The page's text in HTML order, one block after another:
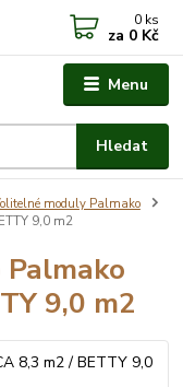
Menu
Hledat
0 ks
za 0 Kč
moduly Palmako
9,0 m2
9,0 m2